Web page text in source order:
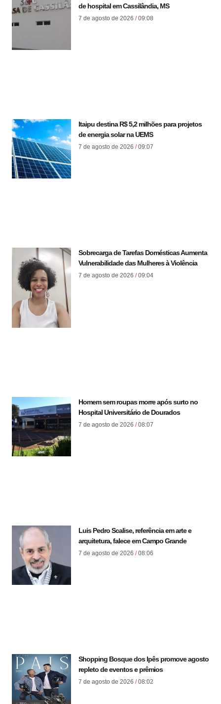
de hospital em Cassilândia, MS
7 de agosto de 2026 09:08
Itaipu destina R$ 5,2 milhões para projetos
de energia solar na UEMS
7 de agosto de 2026 09:07
Sobrecarga de Tarefas Domésticas Aumenta
Vulnerabilidade das Mulheres à Violência
7 de agosto de 2026 09:04
Homem sem roupas morre após surto no
Hospital Universitário de Dourados
7 de agosto de 2026 08:07
Luis Pedro Scalise, referência em arte e
arquitetura, falece em Campo Grande
7 de agosto de 2026 08:06
Shopping Bosque dos Ipês promove agosto
repleto de eventos e prêmios
7 de agosto de 2026 08:02